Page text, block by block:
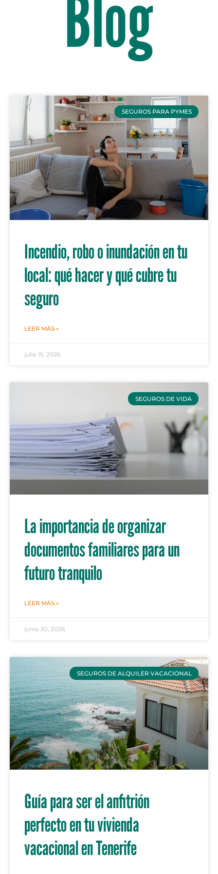
Blog
SEGUROS PARA PYMES
Incendio, robo o inundación en tu
local: qué hacer y qué cubre tu
seguro
LEER MÁS »
julio 15, 2026
SEGUROS DE VIDA
La importancia de organizar
documentos familiares para un
futuro tranquilo
LEER MÁS »
junio 30, 2026
SEGUROS DE ALQUILER VACACIONAL
Guía para ser el anfitrión
perfecto en tu vivienda
vacacional en Tenerife